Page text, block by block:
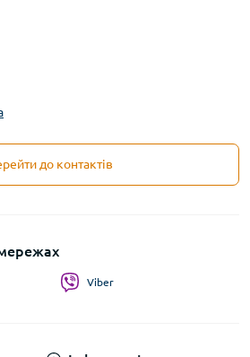
до контактів
Viber